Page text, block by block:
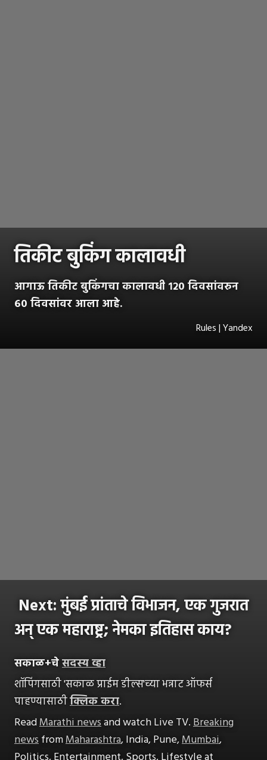
तिकीट बुकिंग कालावधी
आगाऊ तिकीट बुकिंगचा कालावधी १२० दिवसांवरुन
६० दिवसांवर आला आहे.
Rules | Yandex
Next: मुंबई प्रांताचे विभाजन, एक गुजरात
अन् एक महाराष्ट्र; नेमका इतिहास काय?
सकाळ+चेसदस्य व्हा
शॉपिंगसाठी 'सकाळ प्राईम डील्स'च्या भन्नाट ऑफर्स
पाहण्यासाठीक्लिक करा.
ReadMarathi newsand watch Live TV.Breaking
newsfromMaharashtra, India, Pune,Mumbai,